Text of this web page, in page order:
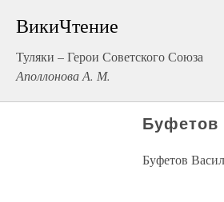
ВикиЧтение
Туляки – Герои Советского Союза
Аполлонова А. М.
Буфетов
Буфетов